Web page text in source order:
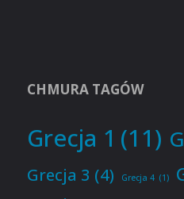
CHMURA TAGÓW
Grecja 1 (11)
Grecja 3 (4) Grecja 4 (1)